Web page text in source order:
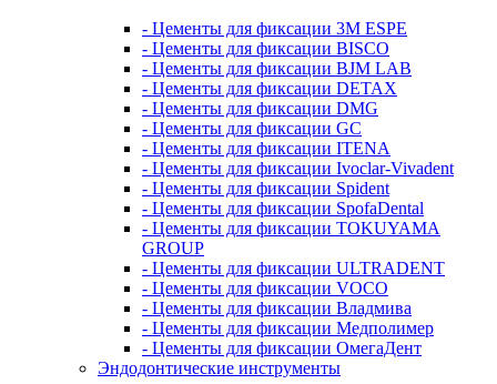
- Цементы для фиксации 3M ESPE
- Цементы для фиксации BISCO
- Цементы для фиксации BJM LAB
- Цементы для фиксации DETAX
- Цементы для фиксации DMG
- Цементы для фиксации GC
- Цементы для фиксации ITENA
- Цементы для фиксации Ivoclar-Vivadent
- Цементы для фиксации Spident
- Цементы для фиксации SpofaDental
- Цементы для фиксации TOKUYAMA
GROUP
- Цементы для фиксации ULTRADENT
- Цементы для фиксации VOCO
- Цементы для фиксации Владмива
- Цементы для фиксации Медполимер
- Цементы для фиксации ОмегаДент
Эндодонтические инструменты